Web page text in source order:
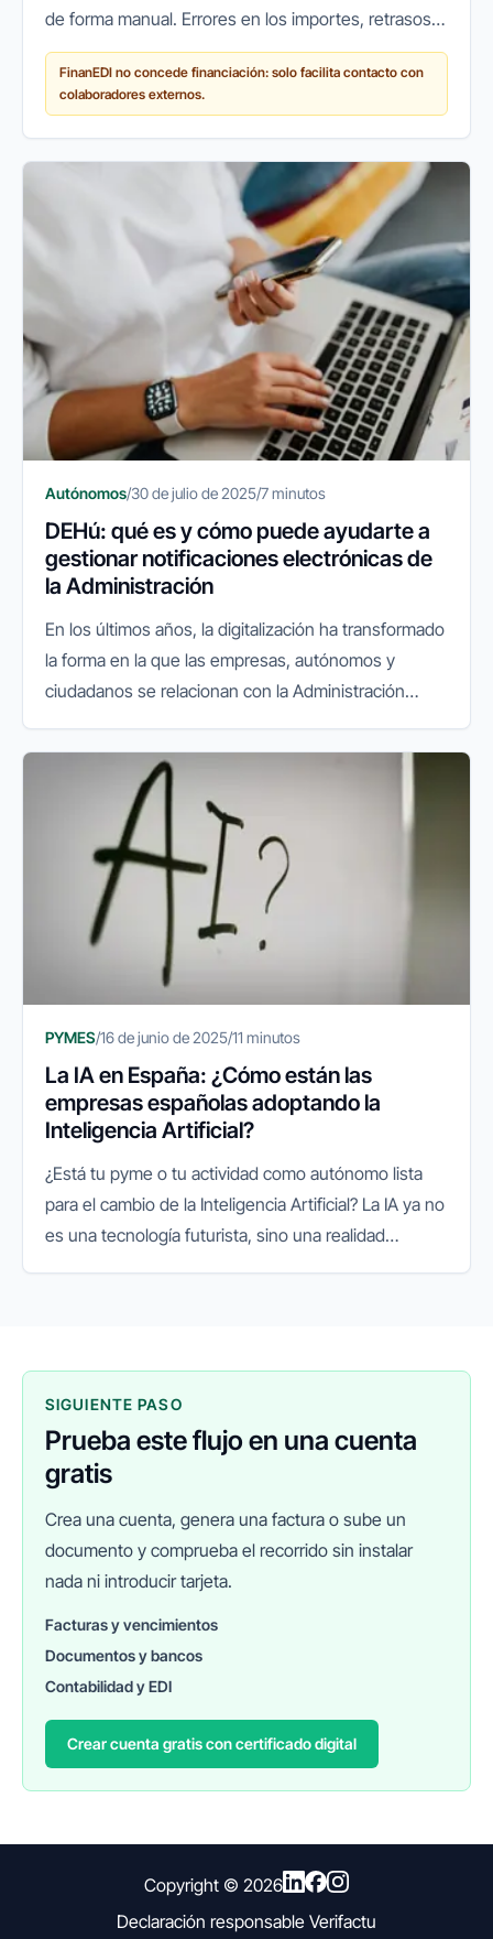
de forma manual. Errores en los importes, retrasos
en los cobros o pérdidas de documentos son
problemas habituales que...
FinanEDI no concede financiación: solo facilita contacto con
colaboradores externos.
Autónomos/30 de julio de 2025/7 minutos
DEHú: qué es y cómo puede ayudarte a
gestionar notificaciones electrónicas de
la Administración
En los últimos años, la digitalización ha transformado
la forma en la que las empresas, autónomos y
ciudadanos se relacionan con la Administración
VeriFactu y las gestiones...
PYMES/16 de junio de 2025/11 minutos
La IA en España: ¿Cómo están las
empresas españolas adoptando la
Inteligencia Artificial?
¿Está tu pyme o tu actividad como autónomo lista
para el cambio de la Inteligencia Artificial? La IA ya no
es una tecnología futurista, sino una realidad
SIGUIENTE PASO
Prueba este flujo en una cuenta
gratis
Crea una cuenta, genera una factura o sube un
documento y comprueba el recorrido sin instalar
nada ni introducir tarjeta.
Facturas y vencimientos
Documentos y bancos
Contabilidad y EDI
Crear cuenta gratis con certificado digital
Copyright © 2026
Declaración responsable Verifactu
FINANEDI
Hablemos ahora
Pedir información sobre FinanEDI